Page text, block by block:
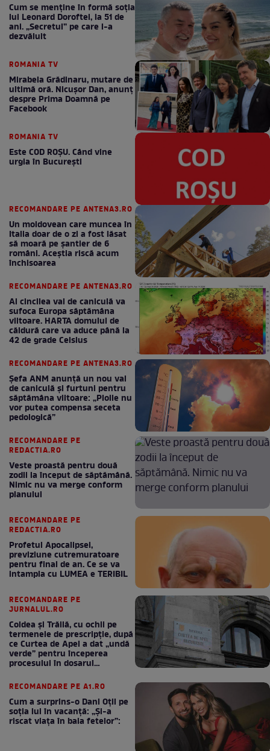
Cum se menţine în formă soţia
lui Leonard Doroftei, la 51 de
ani. „Secretul” pe care l-a
dezvăluit
ROMANIA TV
Mirabela Grădinaru, mutare de
ultimă oră. Nicuşor Dan, anunţ
despre Prima Doamnă pe
Facebook
ROMANIA TV
Este COD ROŞU. Când vine
urgia în Bucureşti
RECOMANDARE PE ANTENA3.RO
Un moldovean care muncea în
Italia doar de o zi a fost lăsat
să moară pe şantier de 6
români. Aceștia riscă acum
închisoarea
RECOMANDARE PE ANTENA3.RO
Al cincilea val de caniculă va
sufoca Europa săptămâna
viitoare. HARTA domului de
căldură care va aduce până la
42 de grade Celsius
RECOMANDARE PE ANTENA3.RO
Șefa ANM anunță un nou val
de caniculă și furtuni pentru
săptămâna viitoare: „Ploile nu
vor putea compensa seceta
pedologică”
RECOMANDARE PE
REDACTIA.RO
Veste proastă pentru două
zodii la început de săptămână.
Nimic nu va merge conform
planului
RECOMANDARE PE
REDACTIA.RO
Profetul Apocalipsei,
previziune cutremuratoare
pentru final de an. Ce se va
intampla cu LUMEA e TERIBIL
RECOMANDARE PE
JURNALUL.RO
Coldea și Trăilă, cu ochii pe
termenele de prescripție, după
ce Curtea de Apel a dat „undă
verde” pentru începerea
procesului în dosarul
RECOMANDARE PE A1.RO
Cum a surprins-o Dani Oțil pe
soția lui în vacanță: „Și-a
riscat viața în baia fetelor”: